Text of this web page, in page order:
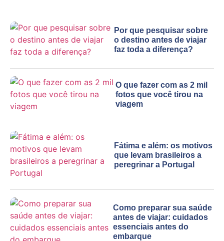
Por que pesquisar sobre
o destino antes de viajar
faz toda a diferença?
O que fazer com as 2 mil
fotos que você tirou na
viagem
Fátima e além: os motivos
que levam brasileiros a
peregrinar a Portugal
Como preparar sua saúde
antes de viajar: cuidados
essenciais antes do
embarque